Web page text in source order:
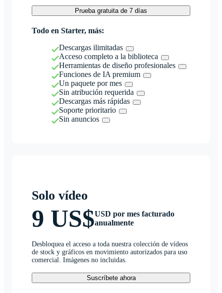
Prueba gratuita de 7 días
Todo en Starter, más:
Descargas ilimitadas
Acceso completo a la biblioteca
Herramientas de diseño profesionales
Funciones de IA premium
Un paquete por mes
Sin atribución requerida
Descargas más rápidas
Soporte prioritario
Sin anuncios
Solo vídeo
9 US$USD por mes facturado
anualmente
Desbloquea el acceso a toda nuestra colección de vídeos
de stock y gráficos en movimiento autorizados para uso
comercial. Imágenes no incluidas.
Suscríbete ahora